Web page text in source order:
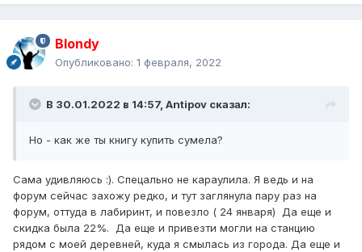
Blondy
Опубликовано: 1 февраля, 2022
В 30.01.2022 в 14:57, Antipov сказал:
Но - как же ты книгу купить сумела?
Сама удивляюсь :). Спецально не караулила. Я ведь и на
форум сейчас захожу редко, и тут заглянула пару раз на
форум, оттуда в лабиринт, и повезло ( 24 января) Да еще и
скидка была 22%. Да еще и привезти могли на станцию
рядом с моей деревней, куда я смылась из города. Да еще и